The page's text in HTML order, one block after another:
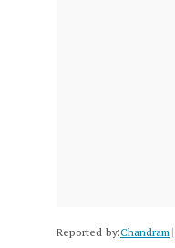
Reported by:Chandram|